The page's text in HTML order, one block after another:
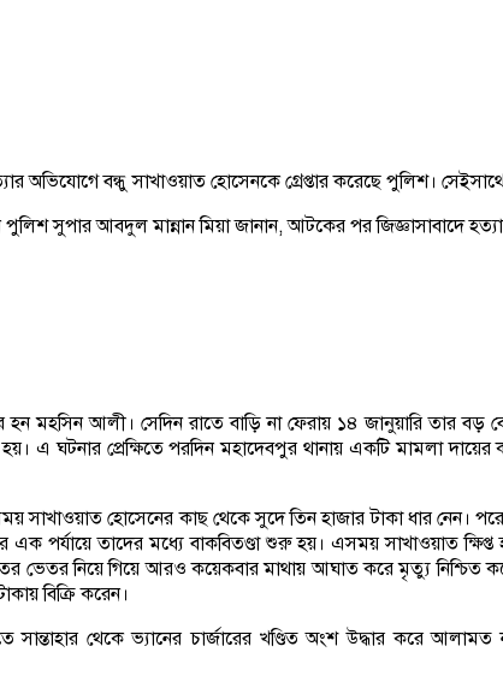
বন্ধু সাখাওয়াত হোসেনকে গ্রেপ্তার করেছে পুলিশ। সেইসাথে
সুপার আবদুল মান্নান মিয়া জানান, আটকের পর জিজ্ঞাসাবাদে
মহসিন আলী। সেদিন রাতে বাড়ি না ফেরায় ১৪ জানুয়ারি তার বড়
এ ঘটনার প্রেক্ষিতে পরদিন মহাদেবপুর থানায় একটি মামলা
সাখাওয়াত হোসেনের কাছ থেকে সুদে তিন হাজার টাকা ধার নেন।
পর্যায়ে তাদের মধ্যে বাকবিতণ্ডা শুরু হয়। এসময় সাখাওয়াত
নিয়ে গিয়ে আরও কয়েকবার মাথায় আঘাত করে মৃত্যু নিশ্চিত
বিক্রি করেন।
থেকে ভ্যানের চার্জারের খণ্ডিত অংশ উদ্ধার করে আলামত